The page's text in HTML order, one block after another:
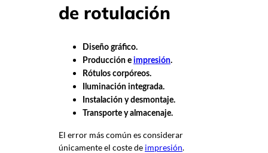
de rotulación
Diseño gráfico.
Producción e impresión.
Rótulos corpóreos.
Iluminación integrada.
Instalación y desmontaje.
Transporte y almacenaje.
El error más común es considerar
únicamente el coste de impresión.